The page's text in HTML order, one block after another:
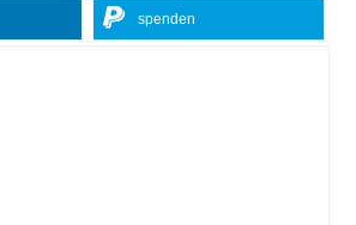
spenden